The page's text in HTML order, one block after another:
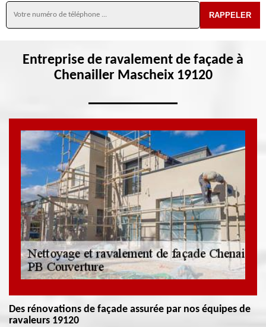
Entreprise de ravalement de façade à
Chenailler Mascheix 19120
Des rénovations de façade assurée par nos équipes de
ravaleurs 19120